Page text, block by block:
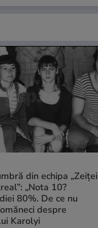
din echipa „Zeiței
„Nota 10?
80%. De ce nu
despre
Karolyi